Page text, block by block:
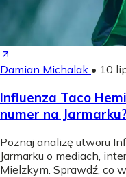
Damian Michalak • 10
Influenza Taco
numer na
Poznaj analizę utworu
Jarmarku o mediach,
Mielzkym. Sprawdź, co